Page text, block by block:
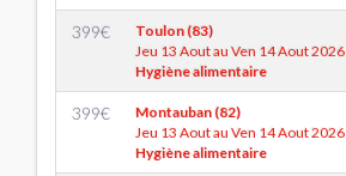
399€
Toulon (83)
Jeu 13 Aout au Ven 14 Aout 2026
Hygiène alimentaire
399€
Montauban (82)
Jeu 13 Aout au Ven 14 Aout 2026
Hygiène alimentaire